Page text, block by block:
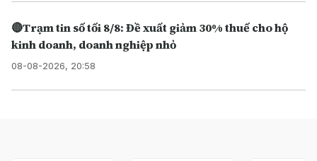
🔴Trạm tin số tối 8/8: Đề xuất giảm 30% thuế cho hộ
kinh doanh, doanh nghiệp nhỏ
08-08-2026, 20:58